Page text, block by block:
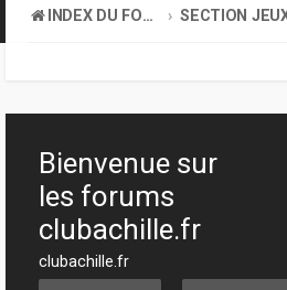
INDEX DU FORUM SECTION
Bienvenue sur
les forums
clubachille.fr
clubachille.fr